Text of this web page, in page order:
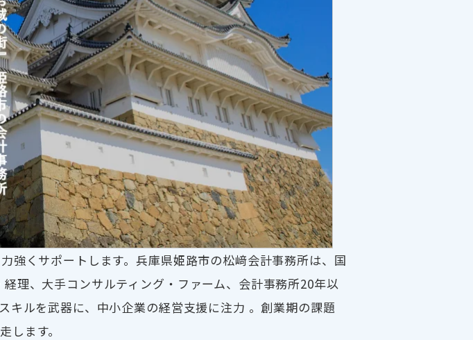
強くサポートします。兵庫県姫路市の松﨑会計事務所は、国
理、大手コンサルティング・ファーム、会計事務所20年以
キルを武器に、中小企業の経営支援に注力 。創業期の課題
します。